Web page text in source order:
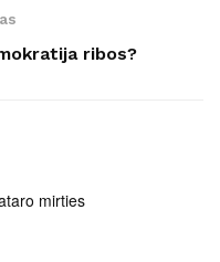
ribos?
mirties